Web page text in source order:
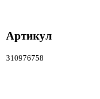
Артикул
310976758